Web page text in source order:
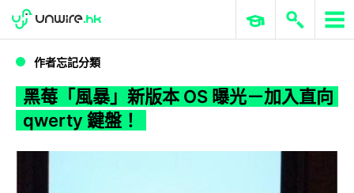
WWDC 2026 ERP 與商業 AI
作者忘記分類
黑莓「風暴」新版本 OS 曝光－加入直向
qwerty 鍵盤！